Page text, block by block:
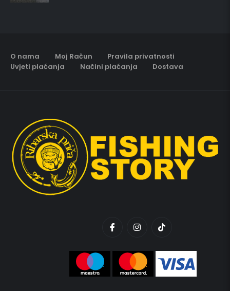
O nama Moj Račun
Pravila privatnosti
Uvjeti plaćanja
Načini plaćanja Dostava